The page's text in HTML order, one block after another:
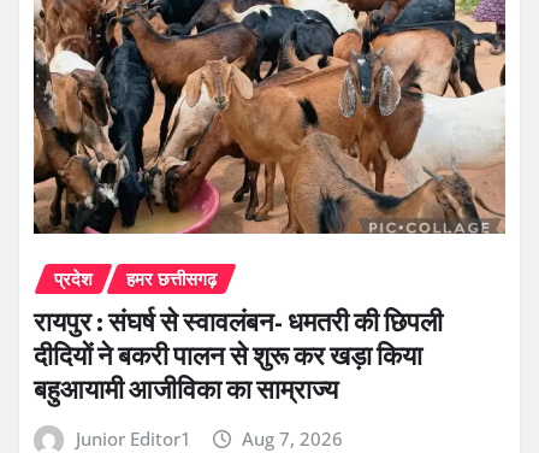
प्रदेश हमर छत्तीसगढ़
रायपुर : संघर्ष से स्वावलंबन- धमतरी की छिपली
दीदियों ने बकरी पालन से शुरू कर खड़ा किया
बहुआयामी आजीविका का साम्राज्य
Junior Editor1 Aug 7, 2026